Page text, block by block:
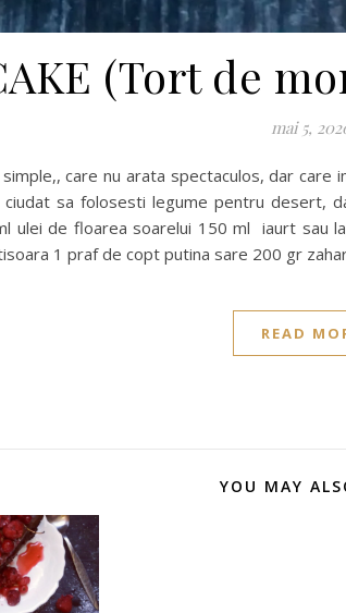
(Tort de
mai 5,
sa folosesti legume pentru desert,
ulei de floarea soarelui 150 ml iaurt
1 praf de copt putina sare 200 gr
READ
YOU MAY